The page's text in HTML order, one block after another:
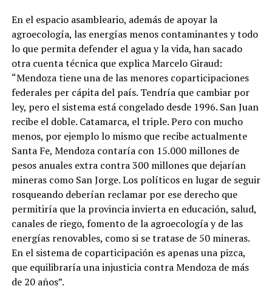
En el espacio asambleario, además de apoyar la
agroecología, las energías menos contaminantes y todo
lo que permita defender el agua y la vida, han sacado
otra cuenta técnica que explica Marcelo Giraud:
“Mendoza tiene una de las menores coparticipaciones
federales per cápita del país. Tendría que cambiar por
ley, pero el sistema está congelado desde 1996. San Juan
recibe el doble. Catamarca, el triple. Pero con mucho
menos, por ejemplo lo mismo que recibe actualmente
Santa Fe, Mendoza contaría con 15.000 millones de
pesos anuales extra contra 300 millones que dejarían
mineras como San Jorge. Los políticos en lugar de seguir
rosqueando deberían reclamar por ese derecho que
permitiría que la provincia invierta en educación, salud,
canales de riego, fomento de la agroecología y de las
energías renovables, como si se tratase de 50 mineras.
En el sistema de coparticipación es apenas una pizca,
que equilibraría una injusticia contra Mendoza de más
de 20 años”.